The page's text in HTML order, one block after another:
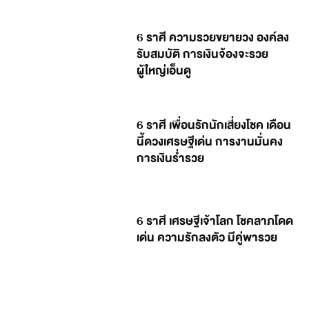
6 ราศี ความรวยขยายวง องค์ลง
รับสมบัติ การเงินจ้องจะรวย
ผู้ใหญ่เอ็นดู
6 ราศี เพื่อนรักนักเสี่ยงโชค เดือน
นี้ดวงเศรษฐีเด่น การงานมั่นคง
การเงินร่ำรวย
6 ราศี เศรษฐีเจ้าโลก โชคลาภโดด
เด่น ความรักลงตัว มีคู่พารวย